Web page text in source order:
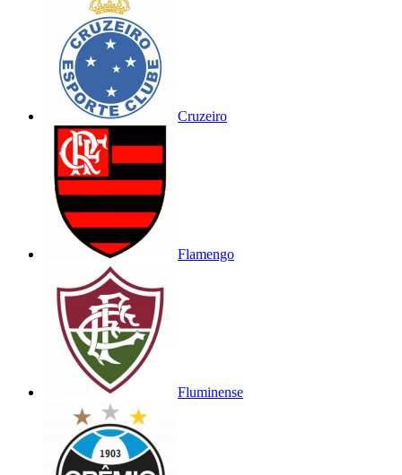
Cruzeiro
Flamengo
Fluminense